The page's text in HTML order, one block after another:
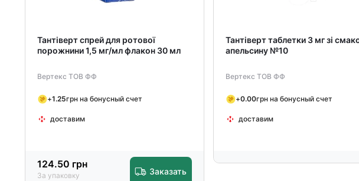
Тантіверт спрей для ротової
порожнини 1,5 мг/мл флакон 30 мл
Вертекс ТОВ ФФ
+1.25грн на бонусный счет
доставим
124.50 грн
За упаковку Заказать
Тантіверт таблетки 3 мг зі
апельсину №10
Вертекс ТОВ ФФ
+0.00грн на бонусный счет
доставим